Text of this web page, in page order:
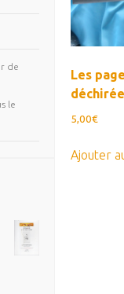
Les
5,00€
Ajouter
de
le